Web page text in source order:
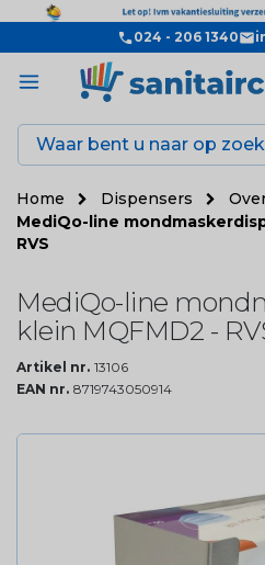
024 - 206 1340
Home Dispensers
MediQo-line
RVS
MediQo-line
klein MQFMD2 -
Artikel nr. 13106
EAN nr. 8719743050914